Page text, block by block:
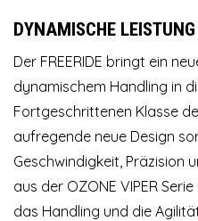
DYNAMISCHE LEISTUNG
Der FREERIDE bringt ein
dynamischem Handling in
Fortgeschrittenen Klasse
aufregende neue Design
Geschwindigkeit, Präzision
aus der OZONE VIPER
das Handling und die